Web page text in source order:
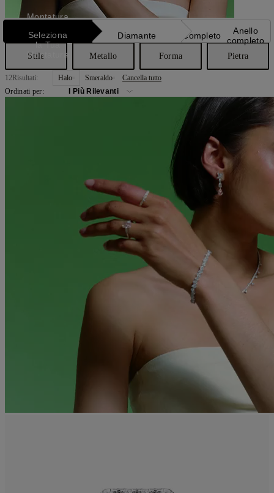
Montatura
Seleziona
la Tua
Montatura
Diamante Completo
Anello
completo
Stile Metallo Forma Pietra
12 Risultati: Halo Smeraldo
Cancella tutto
Ordinati per: